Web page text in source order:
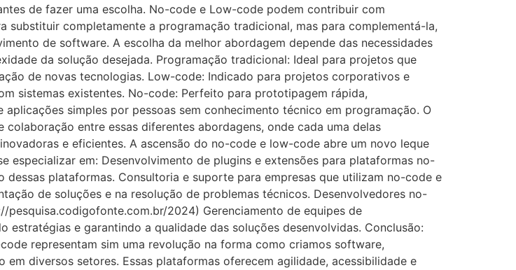
de fazer uma escolha. No-code e Low-code podem contribuir com
completamente a programação tradicional, mas para complementá-la,
de software. A escolha da melhor abordagem depende das necessidades
da solução desejada. Programação tradicional: Ideal para projetos que
de novas tecnologias. Low-code: Indicado para projetos corporativos e
sistemas existentes. No-code: Perfeito para prototipagem rápida,
simples por pessoas sem conhecimento técnico em programação. O
entre essas diferentes abordagens, onde cada uma delas
e eficientes. A ascensão do no-code e low-code abre um novo leque
especializar em: Desenvolvimento de plugins e extensões para plataformas no-
plataformas. Consultoria e suporte para empresas que utilizam no-code e
de soluções e na resolução de problemas técnicos. Desenvolvedores no-
2024) Gerenciamento de equipes de
e garantindo a qualidade das soluções desenvolvidas. Conclusão:
representam sim uma revolução na forma como criamos software,
diversos setores. Essas plataformas oferecem agilidade, acessibilidade e